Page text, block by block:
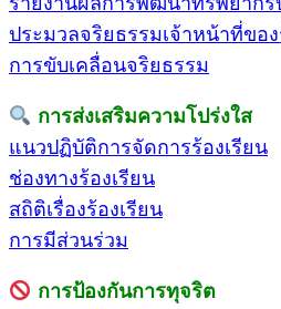
ประมวลจริยธรรมเจ้าหน้าที่ของ
การขับเคลื่อนจริยธรรม
การส่งเสริมความโปร่งใส
แนวปฏิบัติการจัดการร้องเรียน
ช่องทางร้องเรียน
สถิติเรื่องร้องเรียน
การมีส่วนร่วม
การป้องกันการทุจริต